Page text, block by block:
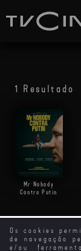
Os cookies
de navegação
e/ou
1 Resultado
Mr Nobody
Contra Putin